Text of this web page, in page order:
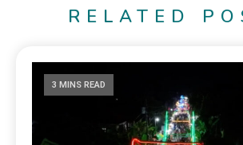
RELATED
3 MINS READ